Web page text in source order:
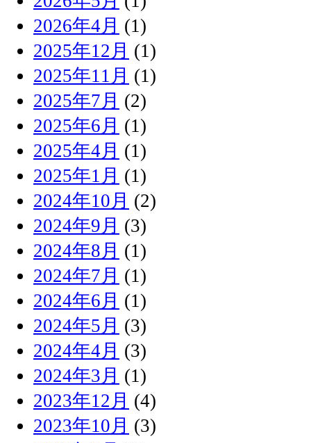
2026年4月 (1)
2025年12月 (1)
2025年11月 (1)
2025年7月 (2)
2025年6月 (1)
2025年4月 (1)
2025年1月 (1)
2024年10月 (2)
2024年9月 (3)
2024年8月 (1)
2024年7月 (1)
2024年6月 (1)
2024年5月 (3)
2024年4月 (3)
2024年3月 (1)
2023年12月 (4)
2023年10月 (3)